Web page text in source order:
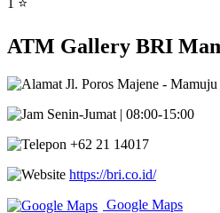
1 ⭐
ATM Gallery BRI
Jl. Poros Majene -
Senin-Jumat | 08:00-15:00
+62 21 14017
https://bri.co.id/
Google Maps